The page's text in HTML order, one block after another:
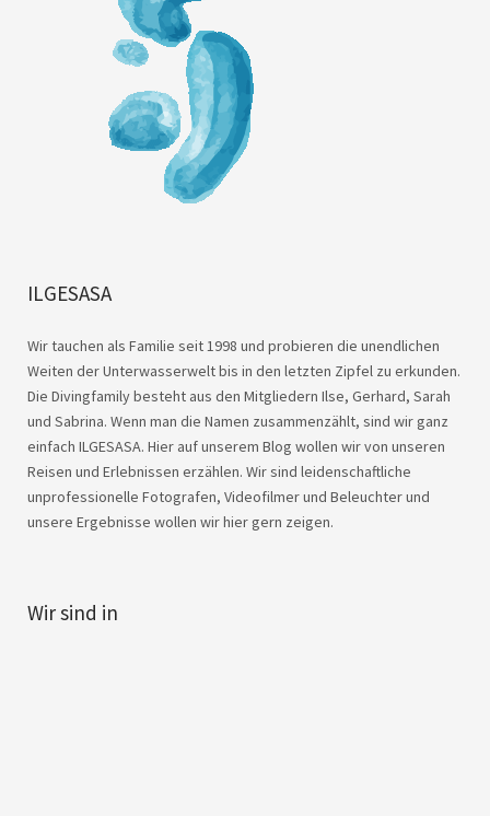
ILGESASA
Wir tauchen als Familie seit 1998 und probieren die unendlichen
Weiten der Unterwasserwelt bis in den letzten Zipfel zu erkunden.
Die Divingfamily besteht aus den Mitgliedern Ilse, Gerhard, Sarah
und Sabrina. Wenn man die Namen zusammenzählt, sind wir ganz
einfach ILGESASA. Hier auf unserem Blog wollen wir von unseren
Reisen und Erlebnissen erzählen. Wir sind leidenschaftliche
unprofessionelle Fotografen, Videofilmer und Beleuchter und
unsere Ergebnisse wollen wir hier gern zeigen.
Wir sind in